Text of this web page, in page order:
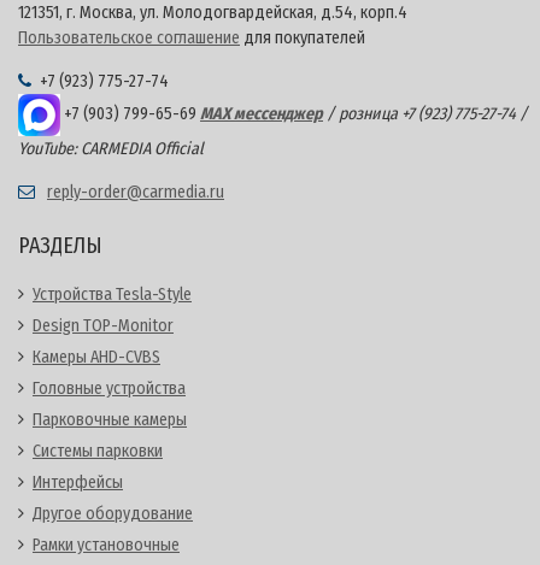
121351, г. Москва, ул. Молодогвардейская, д.54, корп.4
Пользовательское соглашение для покупателей
+7 (923) 775-27-74
+7 (903) 799-65-69 MAX мессенджер/ розница +7 (923) 775-27-74 /
YouTube: CARMEDIA Official
reply-order@carmedia.ru
РАЗДЕЛЫ
Устройства Tesla-Style
Design TOP-Monitor
Камеры AHD-CVBS
Головные устройства
Парковочные камеры
Системы парковки
Интерфейсы
Другое оборудование
Рамки установочные